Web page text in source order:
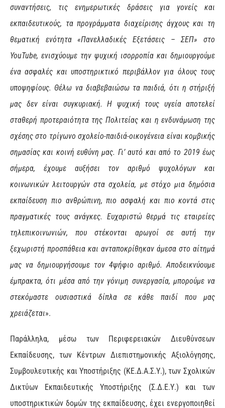
συναντήσεις, τις ενημερωτικές δράσεις για γονείς και
εκπαιδευτικούς, τα προγράμματα διαχείρισης άγχους και τη
θεματική ενότητα «Πανελλαδικές Εξετάσεις – ΣΕΠ» στο
YouTube, ενισχύουμε την ψυχική ισορροπία και δημιουργούμε
ένα ασφαλές και υποστηρικτικό περιβάλλον για όλους τους
υποψηφίους. Θέλω να διαβεβαιώσω τα παιδιά, ότι η στήριξή
μας δεν είναι συγκυριακή. Η ψυχική τους υγεία αποτελεί
σταθερή προτεραιότητα της Πολιτείας και η ενδυνάμωση της
σχέσης στο τρίγωνο σχολείο-παιδιά-οικογένεια είναι κομβικής
σημασίας και κοινή ευθύνη μας. Γι’ αυτό και από το 2019 έως
σήμερα, έχουμε αυξήσει τον αριθμό ψυχολόγων και
κοινωνικών λειτουργών στα σχολεία, με στόχο μια δημόσια
εκπαίδευση πιο ανθρώπινη, πιο ασφαλή και πιο κοντά στις
πραγματικές τους ανάγκες. Ευχαριστώ θερμά τις εταιρείες
τηλεπικοινωνιών, που στέκονται αρωγοί σε αυτή την
ξεχωριστή προσπάθεια και ανταποκρίθηκαν άμεσα στο αίτημά
μας να δημιουργήσουμε τον 4ψήφιο αριθμό. Αποδεικνύουμε
έμπρακτα, ότι μέσα από την γόνιμη συνεργασία, μπορούμε να
στεκόμαστε ουσιαστικά δίπλα σε κάθε παιδί που μας
χρειάζεται».
Παράλληλα, μέσω των Περιφερειακών Διευθύνσεων
Εκπαίδευσης, των Κέντρων Διεπιστημονικής Αξιολόγησης,
Συμβουλευτικής και Υποστήριξης (ΚΕ.Δ.Α.Σ.Υ.), των Σχολικών
Δικτύων Εκπαιδευτικής Υποστήριξης (Σ.Δ.Ε.Υ.) και των
υποστηρικτικών δομών της εκπαίδευσης, έχει ενεργοποιηθεί